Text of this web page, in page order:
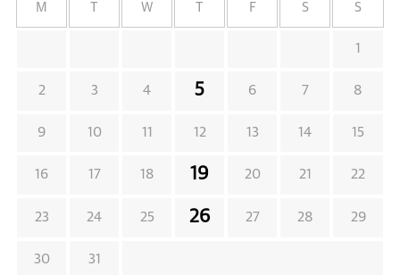
M W F S S
1
2 3 4 5 6 7 8
9 10 11 12 13 14 15
16 17 18 19 20 21 22
23 24 25 26 27 28 29
30 31